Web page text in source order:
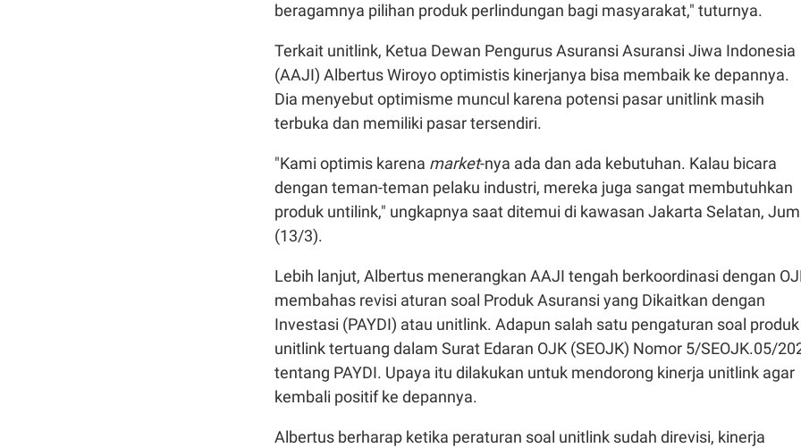
beragamnya pilihan produk perlindungan bagi masyarakat," tuturnya.
Terkait unitlink, Ketua Dewan Pengurus Asuransi Asuransi Jiwa Indonesia
(AAJI) Albertus Wiroyo optimistis kinerjanya bisa membaik ke depannya.
Dia menyebut optimisme muncul karena potensi pasar unitlink masih
terbuka dan memiliki pasar tersendiri.
"Kami optimis karena market-nya ada dan ada kebutuhan. Kalau bicara
dengan teman-teman pelaku industri, mereka juga sangat membutuhkan
produk untilink," ungkapnya saat ditemui di kawasan Jakarta Selatan,
(13/3).
Lebih lanjut, Albertus menerangkan AAJI tengah berkoordinasi dengan
membahas revisi aturan soal Produk Asuransi yang Dikaitkan dengan
Investasi (PAYDI) atau unitlink. Adapun salah satu pengaturan soal produk
unitlink tertuang dalam Surat Edaran OJK (SEOJK) Nomor 5/SEOJK.05/
tentang PAYDI. Upaya itu dilakukan untuk mendorong kinerja unitlink agar
kembali positif ke depannya.
Albertus berharap ketika peraturan soal unitlink sudah direvisi, kinerja